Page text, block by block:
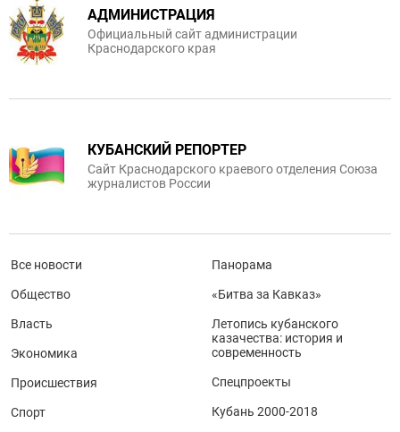
АДМИНИСТРАЦИЯ
Официальный сайт администрации
Краснодарского края
КУБАНСКИЙ РЕПОРТЕР
Сайт Краснодарского краевого отделения Союза
журналистов России
Все новости
Общество
Власть
Экономика
Происшествия
Спорт
Панорама
«Битва за Кавказ»
Летопись кубанского
казачества: история и
современность
Спецпроекты
Кубань 2000-2018